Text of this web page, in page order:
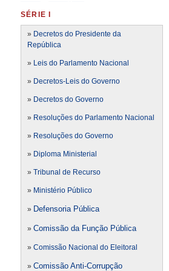
SÉRIE I
» Decretos do Presidente da
República
» Leis do Parlamento Nacional
» Decretos-Leis do Governo
» Decretos do Governo
» Resoluções do Parlamento Nacional
» Resoluções do Governo
» Diploma Ministerial
» Tribunal de Recurso
» Ministério Público
» Defensoria Pública
» Comissão da Função Pública
» Comissão Nacional do Eleitoral
» Comissão Anti-Corrupção